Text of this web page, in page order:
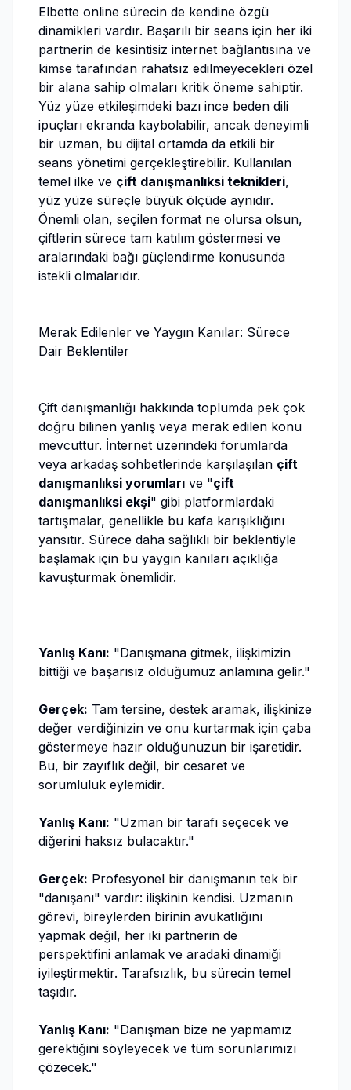
Elbette online sürecin de kendine özgü
dinamikleri vardır. Başarılı bir seans için her iki
partnerin de kesintisiz internet bağlantısına ve
kimse tarafından rahatsız edilmeyecekleri özel
bir alana sahip olmaları kritik öneme sahiptir.
Yüz yüze etkileşimdeki bazı ince beden dili
ipuçları ekranda kaybolabilir, ancak deneyimli
bir uzman, bu dijital ortamda da etkili bir
seans yönetimi gerçekleştirebilir. Kullanılan
temel ilke ve çift danışmanlıksi teknikleri,
yüz yüze süreçle büyük ölçüde aynıdır.
Önemli olan, seçilen format ne olursa olsun,
çiftlerin sürece tam katılım göstermesi ve
aralarındaki bağı güçlendirme konusunda
istekli olmalarıdır.
Merak Edilenler ve Yaygın Kanılar: Sürece
Dair Beklentiler
Çift danışmanlığı hakkında toplumda pek çok
doğru bilinen yanlış veya merak edilen konu
mevcuttur. İnternet üzerindeki forumlarda
veya arkadaş sohbetlerinde karşılaşılan çift
danışmanlıksi yorumları ve "çift
danışmanlıksi ekşi" gibi platformlardaki
tartışmalar, genellikle bu kafa karışıklığını
yansıtır. Sürece daha sağlıklı bir beklentiyle
başlamak için bu yaygın kanıları açıklığa
kavuşturmak önemlidir.
Yanlış Kanı: "Danışmana gitmek, ilişkimizin
bittiği ve başarısız olduğumuz anlamına gelir."
Gerçek: Tam tersine, destek aramak, ilişkinize
değer verdiğinizin ve onu kurtarmak için çaba
göstermeye hazır olduğunuzun bir işaretidir.
Bu, bir zayıflık değil, bir cesaret ve
sorumluluk eylemidir.
Yanlış Kanı: "Uzman bir tarafı seçecek ve
diğerini haksız bulacaktır."
Gerçek: Profesyonel bir danışmanın tek bir
"danışanı" vardır: ilişkinin kendisi. Uzmanın
görevi, bireylerden birinin avukatlığını
yapmak değil, her iki partnerin de
perspektifini anlamak ve aradaki dinamiği
iyileştirmektir. Tarafsızlık, bu sürecin temel
taşıdır.
Yanlış Kanı: "Danışman bize ne yapmamız
gerektiğini söyleyecek ve tüm sorunlarımızı
çözecek."